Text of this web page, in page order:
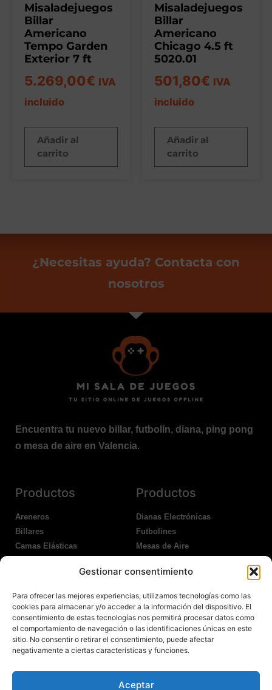
Gestionar consentimiento
Para ofrecer las mejores experiencias, utilizamos tecnologías como las
cookies para almacenar y/o acceder a la información del dispositivo. El
consentimiento de estas tecnologías nos permitirá procesar datos como
el comportamiento de navegación o las identificaciones únicas en este
sitio. No consentir o retirar el consentimiento, puede afectar
negativamente a ciertas características y funciones.
Aceptar
Misaladejuegos
Billar
Americano
Tempo Garden
Exterior 7 ft
5.269,00€ IVA
incluido
Añadir al
carrito
Misaladejuegos
Billar
Americano
Chicago 4.5 ft
5020.01
501,80€ IVA
incluido
Añadir al
carrito
¿Necesitas ayuda? Contacta con
nosotros
Encuentra tu nuevo billar, futbolín, diana, ping pong
o mesa de aire en Valencia.
Productos
Areneros
Billares
Camas Elásticas
Productos
Dianas Electrónicas
Futbolines
Mesas de Aire
Ping Pong Exterior
Nosotros
Atención al Cliente
Garantías
Contacto
Política Devoluciones
Legales
Aviso Legal
Política de Privacidad
Política de Cookies
Polítíca de RRSS